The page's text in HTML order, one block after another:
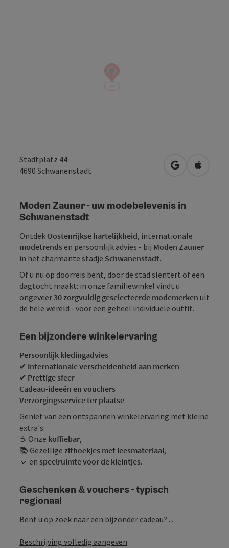
Stadtplatz 44
4690 Schwanenstadt Openen in
Moden Zauner - uw modebelevenis in
Schwanenstadt
Ontdek Oostenrijkse hartelijkheid, internationale
modetrends en persoonlijk advies - bij Moden Zauner
in het charmante stadje Schwanenstadt.
Of u nu op doorreis bent, door de stad slentert of een
dagtocht maakt: in onze familiewinkel vindt u
ongeveer 30 zorgvuldig geselecteerde modemerken uit
de hele wereld - voor een geheel individuele outfit.
Een bijzondere winkelervaring
Persoonlijk kledingadvies
✔ Internationale verscheidenheid aan merken
✔ Prettige sfeer
Cadeau-ideeën en vouchers
Verzorgingsservice ter plaatse
Geniet van een ontspannen winkelervaring met kleine
extra's:
☕ Onze koffiebar,
📚 Gezellige zithoekjes met leesmateriaal,
🎈 en speelruimte voor de kleintjes.
Geschenken & vouchers - typisch
regionaal
Bent u op zoek naar een bijzonder cadeau? ...
Beschrijving volledig aangeven